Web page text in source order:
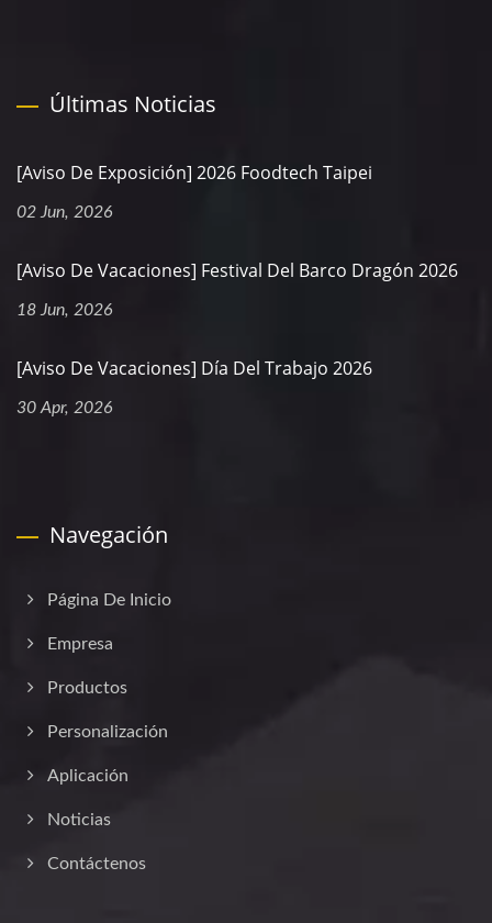
Últimas Noticias
[Aviso De Exposición] 2026 Foodtech Taipei
02 Jun, 2026
[Aviso De Vacaciones] Festival Del Barco Dragón 2026
18 Jun, 2026
[Aviso De Vacaciones] Día Del Trabajo 2026
30 Apr, 2026
Navegación
Página De Inicio
Empresa
Productos
Personalización
Aplicación
Noticias
Contáctenos